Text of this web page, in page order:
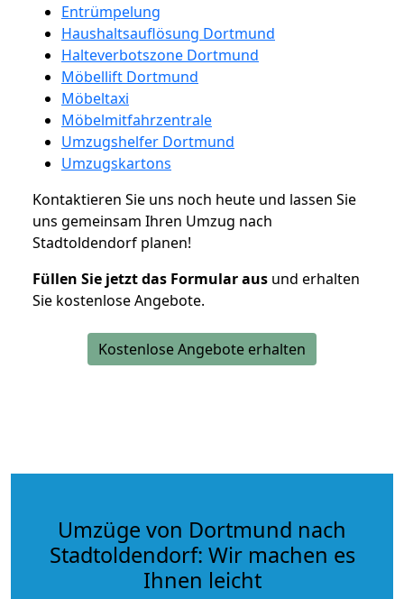
Entrümpelung
Haushaltsauflösung Dortmund
Halteverbotszone Dortmund
Möbellift Dortmund
Möbeltaxi
Möbelmitfahrzentrale
Umzugshelfer Dortmund
Umzugskartons
Kontaktieren Sie uns noch heute und lassen Sie
uns gemeinsam Ihren Umzug nach
Stadtoldendorf planen!
Füllen Sie jetzt das Formular aus und erhalten
Sie kostenlose Angebote.
Kostenlose Angebote erhalten
Umzüge von Dortmund nach
Stadtoldendorf: Wir machen es
Ihnen leicht